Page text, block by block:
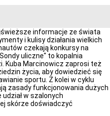
informacje ze świata
i kulisy działania wielkich
czekają konkursy na
uliczne" to kopalnia
Kuba Marcinowicz zaprosi też
życia, aby dowiedzieć się
sportu. Z kolei w cyklu
zasady funkcjonowania dużych
w szalonych
skórze doświadczyć